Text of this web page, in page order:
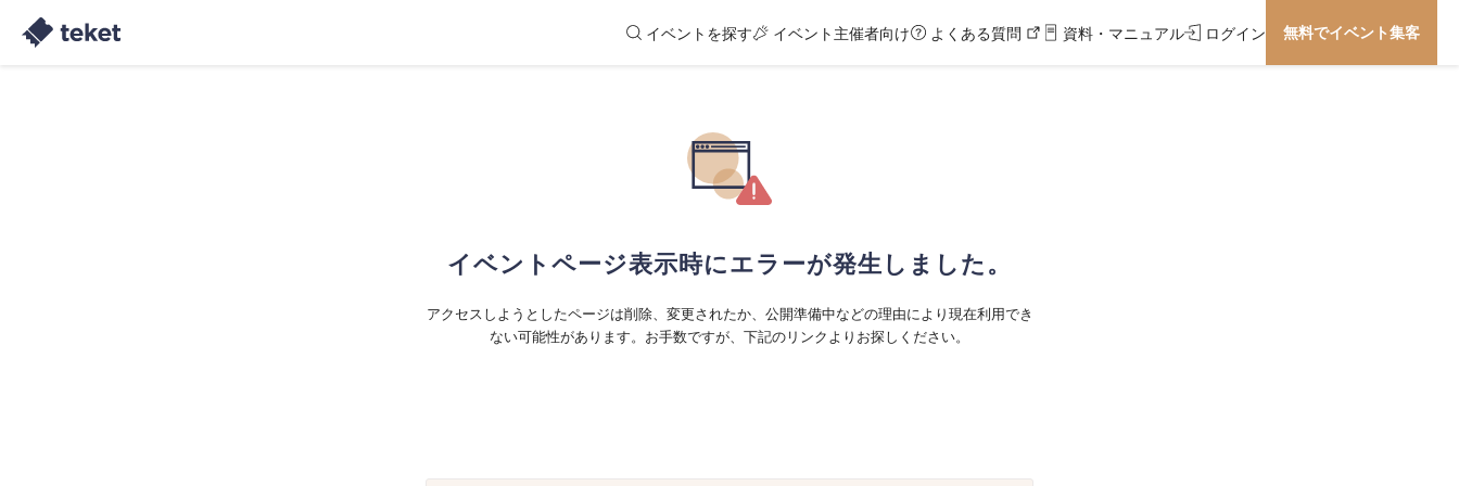
イベントを探す イベント主催者向け よくある質問 資料・マニュアル ログイン 無料でイベント集客
イベントページ表示時にエラーが発生しました。
アクセスしようとしたページは削除、変更されたか、公開準備中などの理由により現在利用でき
ない可能性があります。お手数ですが、下記のリンクよりお探しください。